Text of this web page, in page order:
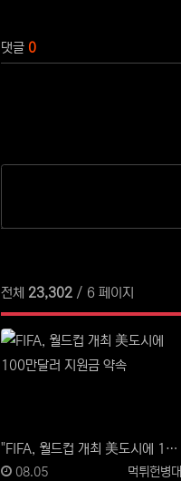
댓글 0
전체 23,302 / 6 페이지
"FIFA, 월드컵 개최 美도시에 100만달러 지원금 약속"
등록자
먹튀헌병대
등록일
08.05